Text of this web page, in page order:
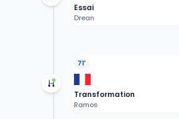
Essai
Drean
71'
Transformation
Ramos